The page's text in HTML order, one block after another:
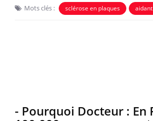
Mots clés : sclérose en plaques aidant
- Pourquoi Docteur : En